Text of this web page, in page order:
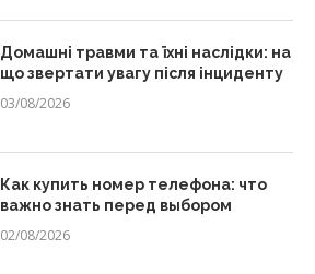
Домашні травми та їхні наслідки: на
що звертати увагу після інциденту
03/08/2026
Как купить номер телефона: что
важно знать перед выбором
02/08/2026